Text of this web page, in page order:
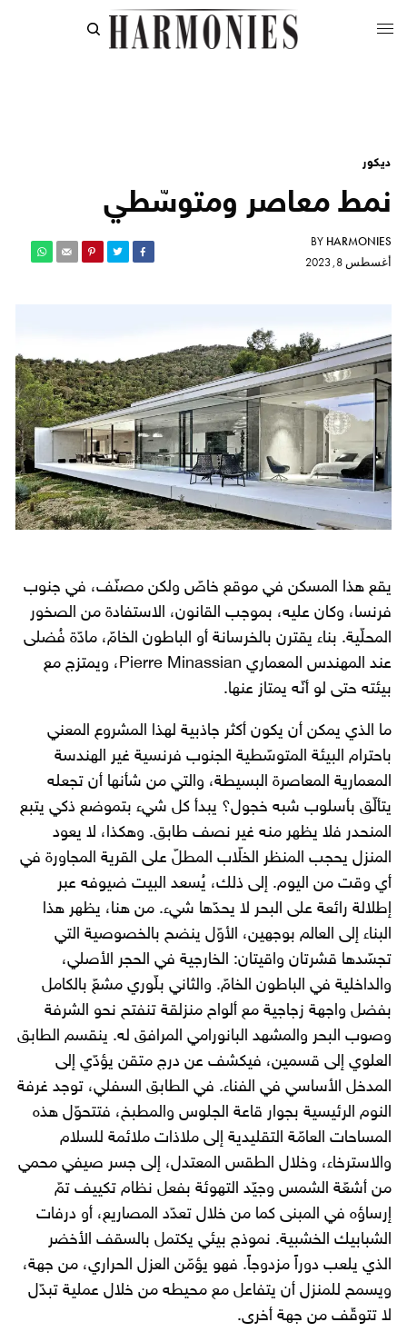
ديكور
نمط معاصر ومتوسّطي
BY HARMONIES
أغسطس 8, 2023
يقع هذا المسكن في موقع خاصّ ولكن مصنّف، في جنوب
فرنسا، وكان عليه، بموجب القانون، الاستفادة من الصخور
المحلّية. بناء يقترن بالخرسانة أو الباطون الخامّ، مادّة فُضلى
عند المهندس المعماري Pierre Minassian، ويمتزج مع
بيئته حتى لو أنّه يمتاز عنها.
ما الذي يمكن أن يكون أكثر جاذبية لهذا المشروع المعني
باحترام البيئة المتوسّطية الجنوب فرنسية غير الهندسة
المعمارية المعاصرة البسيطة، والتي من شأنها أن تجعله
يتألّق بأسلوب شبه خجول؟ يبدأ كل شيء بتموضع ذكي يتبع
المنحدر فلا يظهر منه غير نصف طابق. وهكذا، لا يعود
المنزل يحجب المنظر الخلّاب المطلّ على القرية المجاورة في
أي وقت من اليوم. إلى ذلك، يُسعد البيت ضيوفه عبر
إطلالة رائعة على البحر لا يحدّها شيء. من هنا، يظهر هذا
البناء إلى العالم بوجهين، الأوّل ينضح بالخصوصية التي
تجسّدها قشرتان واقيتان: الخارجية في الحجر الأصلي،
والداخلية في الباطون الخامّ. والثاني بلّوري مشعّ بالكامل
بفضل واجهة زجاجية مع ألواح منزلقة تنفتح نحو الشرفة
وصوب البحر والمشهد البانورامي المرافق له. ينقسم الطابق
العلوي إلى قسمين، فيكشف عن درج متقن يؤدّي إلى
المدخل الأساسي في الفناء. في الطابق السفلي، توجد غرفة
النوم الرئيسية بجوار قاعة الجلوس والمطبخ، فتتحوّل هذه
المساحات العامّة التقليدية إلى ملاذات ملائمة للسلام
والاسترخاء، وخلال الطقس المعتدل، إلى جسر صيفي محمي
من أشعّة الشمس وجيّد التهوئة بفعل نظام تكييف تمّ
إرساؤه في المبنى كما من خلال تعدّد المصاريع، أو درفات
الشبابيك الخشبية. نموذج بيئي يكتمل بالسقف الأخضر
الذي يلعب دوراً مزدوجاً. فهو يؤمّن العزل الحراري، من جهة،
ويسمح للمنزل أن يتفاعل مع محيطه من خلال عملية تبدّل
لا تتوقّف من جهة أخرى.